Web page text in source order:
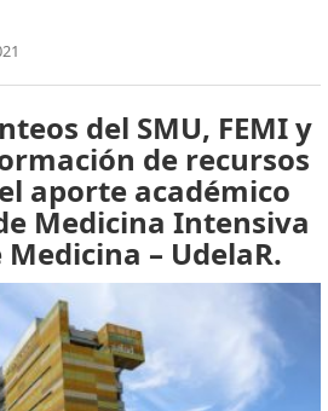
del SMU, FEMI y
de recursos
aporte académico
Medicina Intensiva
– UdelaR.